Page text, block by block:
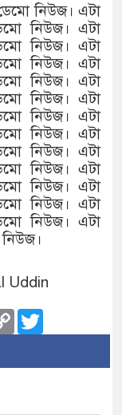
নিউজ। এটা
নিউজ। এটা
নিউজ। এটা
নিউজ। এটা
নিউজ। এটা
নিউজ। এটা
নিউজ। এটা
নিউজ। এটা
নিউজ। এটা
নিউজ। এটা
নিউজ। এটা
নিউজ। এটা
নিউজ। এটা
Uddin
Copy
Link